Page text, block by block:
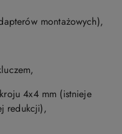
montażowych),
4x4 mm (istnieje
redukcji),